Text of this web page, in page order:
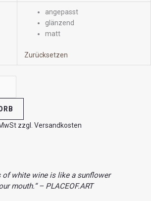
angepasst
glänzend
matt
Zurücksetzen
zzgl. Versandkosten
of white wine is like a sunflower
mouth.“ – PLACEOF.ART